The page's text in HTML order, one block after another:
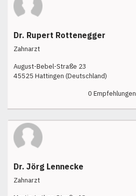
Dr. Rupert Rottenegger
Zahnarzt
August-Bebel-Straße 23
45525 Hattingen (Deutschland)
0 Empfehlungen
Dr. Jörg Lennecke
Zahnarzt